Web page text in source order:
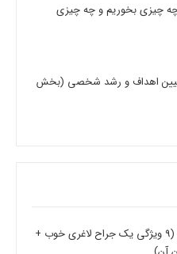
چیزی بخوریم و چه چیزی
اهداف و رشد شخصی (بخش
بهترین جراح لاغری (9 ویژگی یک جراح لاغری خوب +